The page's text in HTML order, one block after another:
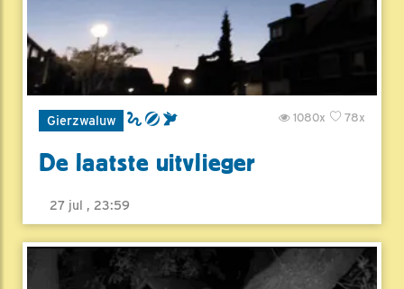
Gierzwaluw 78x
1080x
De laatste uitvlieger
27 jul , 23:59